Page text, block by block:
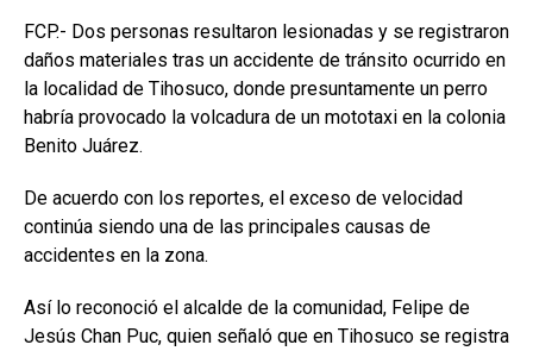
FCP.- Dos personas resultaron lesionadas y se registraron
daños materiales tras un accidente de tránsito ocurrido en
la localidad de Tihosuco, donde presuntamente un perro
habría provocado la volcadura de un mototaxi en la colonia
Benito Juárez.
De acuerdo con los reportes, el exceso de velocidad
continúa siendo una de las principales causas de
accidentes en la zona.
Así lo reconoció el alcalde de la comunidad, Felipe de
Jesús Chan Puc, quien señaló que en Tihosuco se registra